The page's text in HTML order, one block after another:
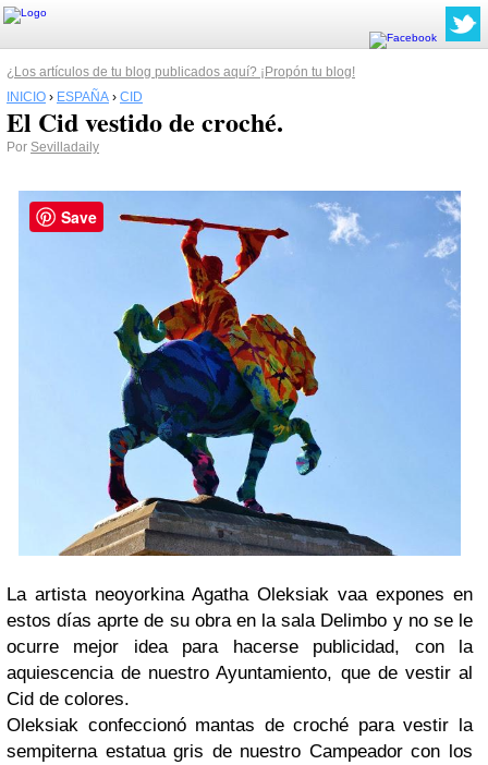
¿Los artículos de tu blog publicados aquí? ¡Propón tu blog!
INICIO › ESPAÑA › CID
El Cid vestido de croché.
Por Sevilladaily
La artista neoyorkina Agatha Oleksiak vaa expones en
estos días aprte de su obra en la sala Delimbo y no se le
ocurre mejor idea para hacerse publicidad, con la
aquiescencia de nuestro Ayuntamiento, que de vestir al
Cid de colores.
Oleksiak confeccionó mantas de croché para vestir la
sempiterna estatua gris de nuestro Campeador con los
Save